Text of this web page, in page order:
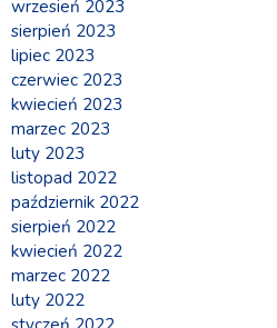
wrzesień 2023
sierpień 2023
lipiec 2023
czerwiec 2023
kwiecień 2023
marzec 2023
luty 2023
listopad 2022
październik 2022
sierpień 2022
kwiecień 2022
marzec 2022
luty 2022